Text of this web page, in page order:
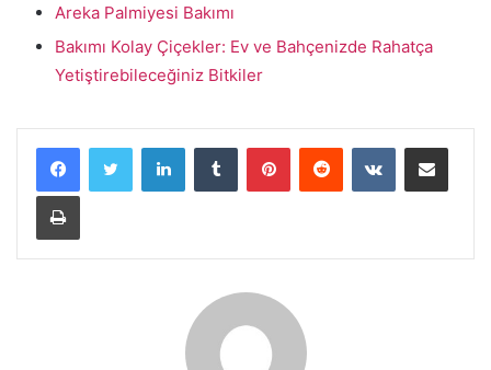
Areka Palmiyesi Bakımı
Bakımı Kolay Çiçekler: Ev ve Bahçenizde Rahatça
Yetiştirebileceğiniz Bitkiler
LinkedInTumblr PinterestReddit VKontakteE-Posta ile paylaş
Yazdır